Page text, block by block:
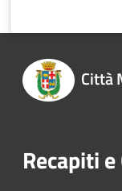
Città
Recapiti